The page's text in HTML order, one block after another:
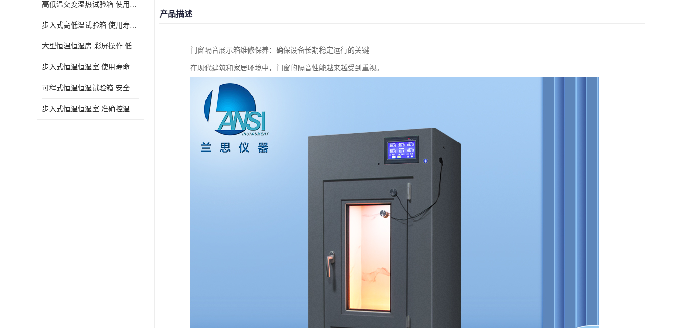
高低温交变湿热试验箱 使用寿命长 造型美观大方新颖
步入式高低温试验箱 使用寿命长 低耗电量 平稳电流
大型恒温恒湿房 彩屏操作 低耗电量 平稳电流
步入式恒温恒湿室 使用寿命长 移动和放置方便
可程式恒温恒湿试验箱 安全可靠 美观实用 清洁更方便
步入式恒温恒湿室 准确控温 试验周期自动化程度高
产品描述
门窗隔音展示箱维修保养：确保设备长期稳定运行的关键
在现代建筑和家居环境中，门窗的隔音性能越来越受到重视。